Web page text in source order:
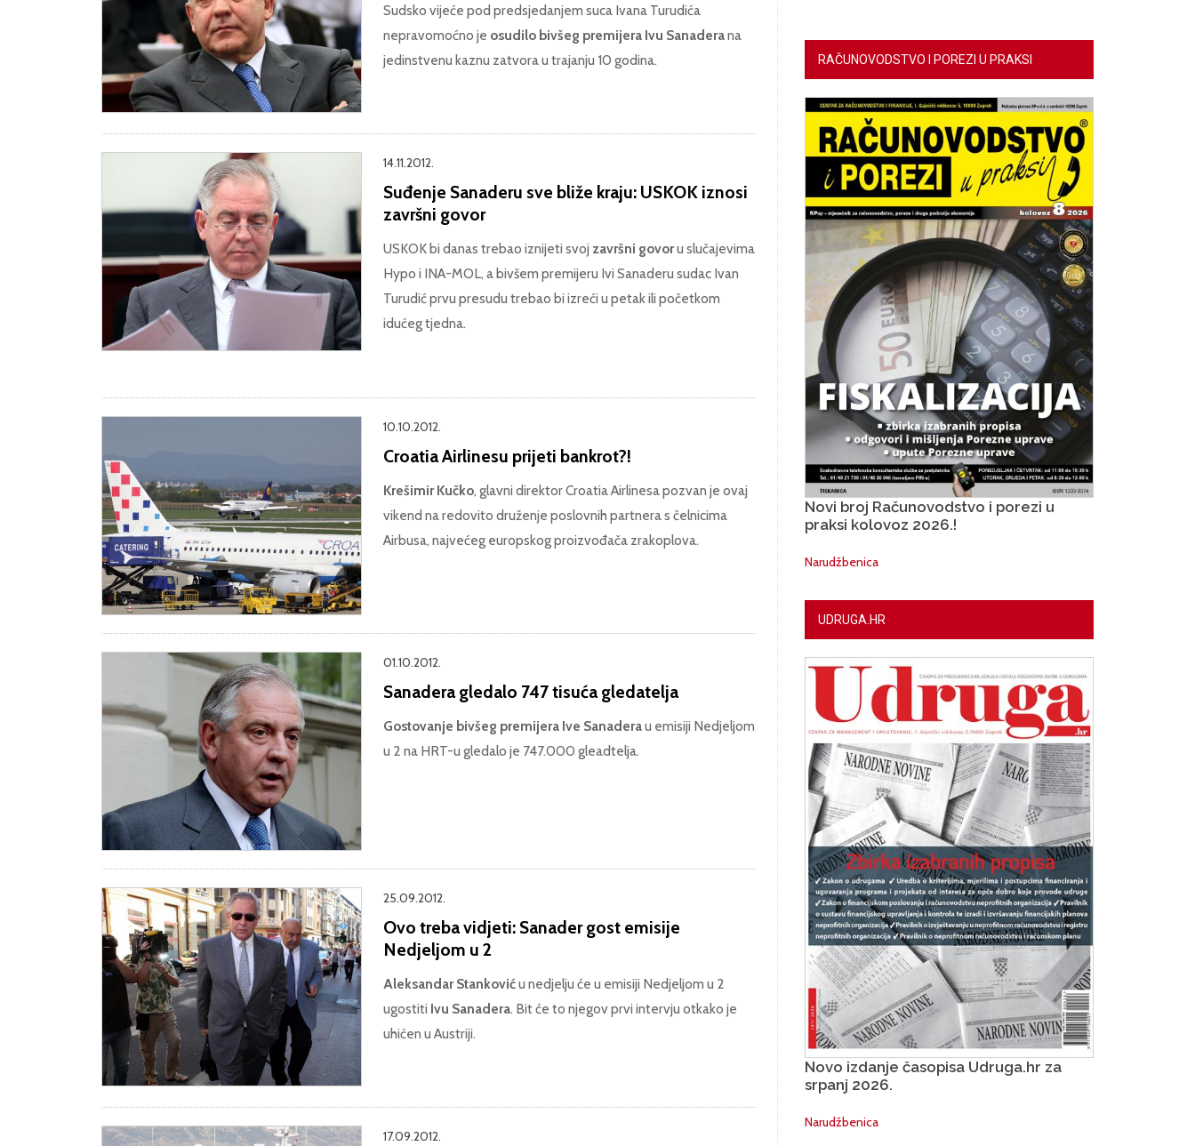
Sudsko vijeće pod predsjedanjem suca Ivana Turudića
nepravomoćno je osudilo bivšeg premijera Ivu Sanaderana
jedinstvenu kaznu zatvora u trajanju 10 godina.
14.11.2012.
Suđenje Sanaderu sve bliže kraju: USKOK iznosi
završni govor
USKOK bi danas trebao iznijeti svoj završni govoru slučajevima
Hypo i INA-MOL, a bivšem premijeru Ivi Sanaderu sudac Ivan
Turudić prvu presudu trebao bi izreći u petak ili početkom
idućeg tjedna.
10.10.2012.
Croatia Airlinesu prijeti bankrot?!
Krešimir Kučko, glavni direktor Croatia Airlinesa pozvan je ovaj
vikend na redovito druženje poslovnih partnera s čelnicima
Airbusa, najvećeg europskog proizvođača zrakoplova.
01.10.2012.
Sanadera gledalo 747 tisuća gledatelja
Gostovanje bivšeg premijera Ive Sanaderau emisiji Nedjeljom
u 2 na HRT-u gledalo je 747.000 gleadtelja.
25.09.2012.
Ovo treba vidjeti: Sanader gost emisije
Nedjeljom u 2
Aleksandar Stankoviću nedjelju će u emisiji Nedjeljom u 2
ugostiti Ivu Sanadera. Bit će to njegov prvi intervju otkako je
uhićen u Austriji.
17.09.2012.
RAČUNOVODSTVO I POREZI U PRAKSI
Novi broj Računovodstvo i porezi u
praksi kolovoz 2026.!
Narudžbenica
UDRUGA.HR
Novo izdanje časopisa Udruga.hr za
srpanj 2026.
Narudžbenica